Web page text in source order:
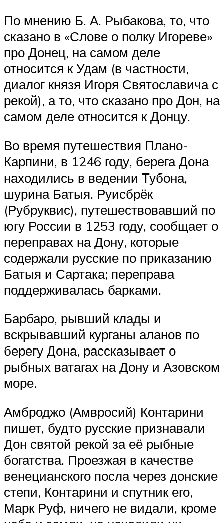
По мнению Б. А. Рыбакова, то, что
сказано в «Слове о полку Игореве»
про Донец, на самом деле
относится к Удам (в частности,
диалог князя Игоря Святославича с
рекой), а то, что сказано про Дон, на
самом деле относится к Донцу.
Во время путешествия Плано-
Карпини, в 1246 году, берега Дона
находились в ведении Тубона,
шурина Батыя. Руисбрёк
(Рубруквис), путешествовавший по
югу России в 1253 году, сообщает о
переправах на Дону, которые
содержали русские по приказанию
Батыя и Сартака; переправа
поддерживалась барками.
Барбаро, рывший клады и
вскрывавший курганы аланов по
берегу Дона, рассказывает о
рыбных ватагах на Дону и Азовском
море.
Амброджо (Амвросий) Контарини
пишет, будто русские признавали
Дон святой рекой за её рыбные
богатства. Проезжая в качестве
венецианского посла через донские
степи, Контарини и спутник его,
Марк Руф, ничего не видали, кроме